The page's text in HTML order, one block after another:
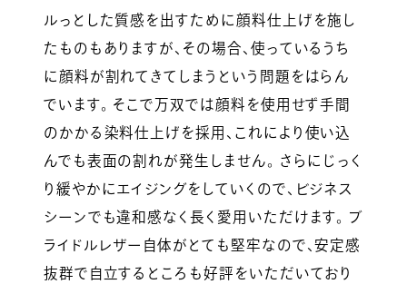
ルっとした質感を出すために顔料仕上げを施し
たものもありますが、その場合、使っているうち
に顔料が割れてきてしまうという問題をはらん
でいます。 そこで万双では顔料を使用せず手間
のかかる染料仕上げを採用、これにより使い込
んでも表面の割れが発生しません。 さらにじっく
り緩やかにエイジングをしていくので、ビジネス
シーンでも違和感なく長く愛用いただけます。 ブ
ライドルレザー自体がとても堅牢なので、安定感
抜群で自立するところも好評をいただいており